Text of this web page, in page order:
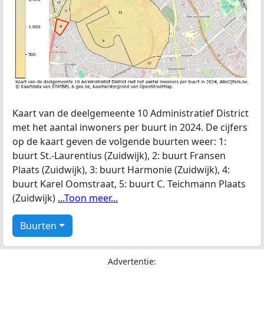
Kaart van de deelgemeente 10 Administratief District
met het aantal inwoners per buurt in 2024. De cijfers
op de kaart geven de volgende buurten weer: 1:
buurt St.-Laurentius (Zuidwijk), 2: buurt Fransen
Plaats (Zuidwijk), 3: buurt Harmonie (Zuidwijk), 4:
buurt Karel Oomstraat, 5: buurt C. Teichmann Plaats
(Zuidwijk) ...Toon meer...
Buurten
Advertentie: